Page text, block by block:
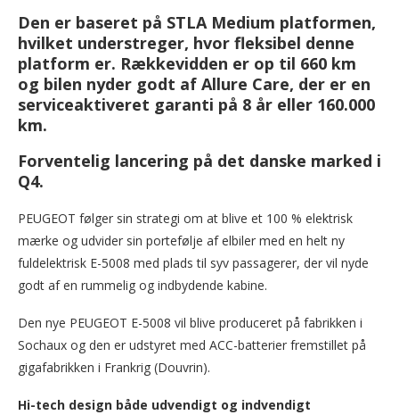
Den er baseret på STLA Medium platformen,
hvilket understreger, hvor fleksibel denne
platform er. Rækkevidden er op til 660 km
og bilen nyder godt af Allure Care, der er en
serviceaktiveret garanti på 8 år eller 160.000
km.
Forventelig lancering på det danske marked i
Q4.
PEUGEOT følger sin strategi om at blive et 100 % elektrisk
mærke og udvider sin portefølje af elbiler med en helt ny
fuldelektrisk E-5008 med plads til syv passagerer, der vil nyde
godt af en rummelig og indbydende kabine.
Den nye PEUGEOT E-5008 vil blive produceret på fabrikken i
Sochaux og den er udstyret med ACC-batterier fremstillet på
gigafabrikken i Frankrig (Douvrin).
Hi-tech design både udvendigt og indvendigt